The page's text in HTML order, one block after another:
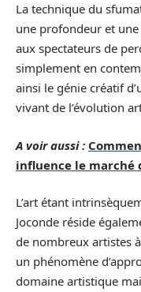
La technique du
une profondeur et
aux spectateurs de
simplement en
ainsi le génie créatif
vivant de l’évolution
A voir aussi :
influence le marché
L’art étant
Joconde réside
de nombreux artistes
un phénomène
domaine artistique